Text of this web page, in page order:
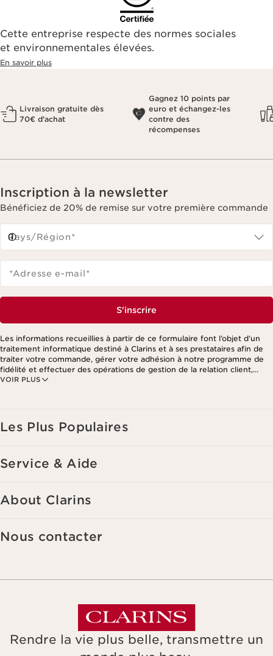
Cette entreprise respecte des normes sociales
et environnementales élevées.
En savoir plus
Livraison gratuite dès
70€ d'achat
Gagnez 10 points par
euro et échangez-les
contre des
récompenses
Inscription à la newsletter
Bénéficiez de 20% de remise sur votre première commande
Pays/Région*
*Adresse e-mail*
S'inscrire
VOIR PLUS
Les informations recueillies à partir de ce formulaire font l’objet d’un
traitement informatique destiné à Clarins et à ses prestataires afin de
traiter votre commande, gérer votre adhésion à notre programme de
fidélité et effectuer des opérations de gestion de la relation client,
notamment pour vous adresser des offres personnalisées en fonction
Les Plus Populaires
Service & Aide
About Clarins
Nous contacter
Rendre la vie plus belle, transmettre un